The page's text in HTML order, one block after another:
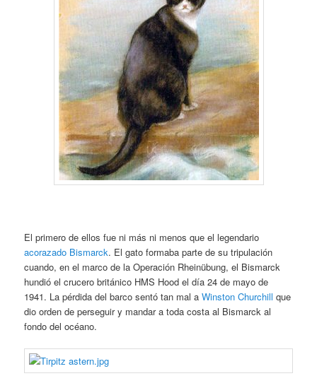
El primero de ellos fue ni más ni menos que el legendario
acorazado Bismarck. El gato formaba parte de su tripulación
cuando, en el marco de la Operación Rheinübung, el Bismarck
hundió el crucero británico HMS Hood el día 24 de mayo de
1941. La pérdida del barco sentó tan mal aWinston Churchill que
dio orden de perseguir y mandar a toda costa al Bismarck al
fondo del océano.